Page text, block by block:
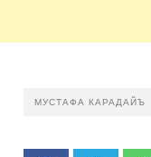
МУСТАФА КАРАДАЙЪ